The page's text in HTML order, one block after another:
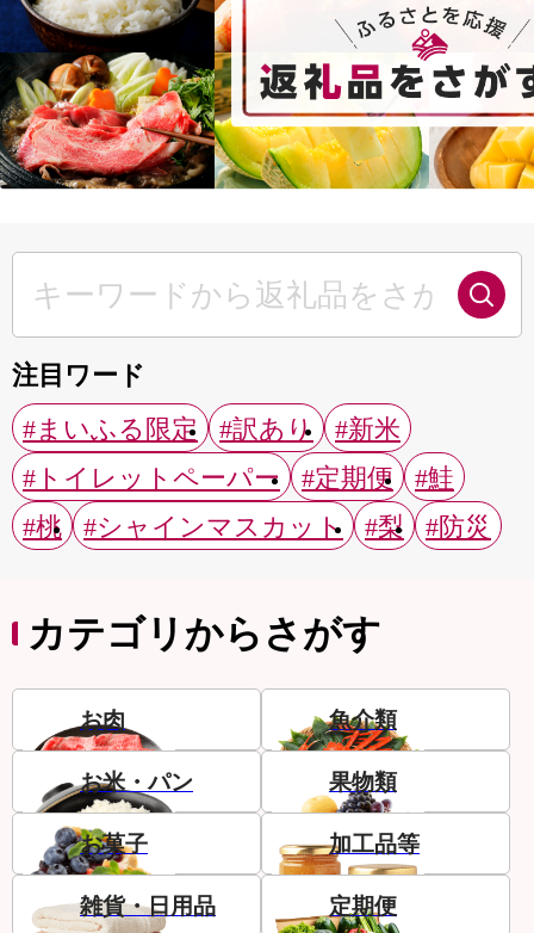
注目ワード
#まいふる限定
#訳あり
#新米
#トイレットペーパー
#定期便
#鮭
#桃
#シャインマスカット #梨 #防災
カテゴリからさがす
お肉 魚介類
お米・パン 果物類
お菓子 加工品等
雑貨・日用品 定期便